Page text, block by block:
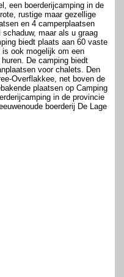
een boerderijcamping in de
rustige maar gezellige
en 4 camperplaatsen
maar als u graag
biedt plaats aan 60 vaste
ook mogelijk om een
De camping biedt
voor chalets. Den
Overflakkee, net boven de
plaatsen op Camping
in de provincie
boerderij De Lage